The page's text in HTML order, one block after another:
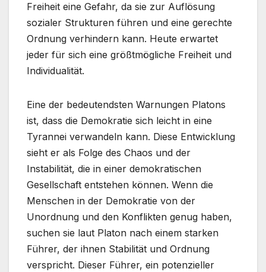
Freiheit eine Gefahr, da sie zur Auflösung
sozialer Strukturen führen und eine gerechte
Ordnung verhindern kann. Heute erwartet
jeder für sich eine größtmögliche Freiheit und
Individualität.
Eine der bedeutendsten Warnungen Platons
ist, dass die Demokratie sich leicht in eine
Tyrannei verwandeln kann. Diese Entwicklung
sieht er als Folge des Chaos und der
Instabilität, die in einer demokratischen
Gesellschaft entstehen können. Wenn die
Menschen in der Demokratie von der
Unordnung und den Konflikten genug haben,
suchen sie laut Platon nach einem starken
Führer, der ihnen Stabilität und Ordnung
verspricht. Dieser Führer, ein potenzieller